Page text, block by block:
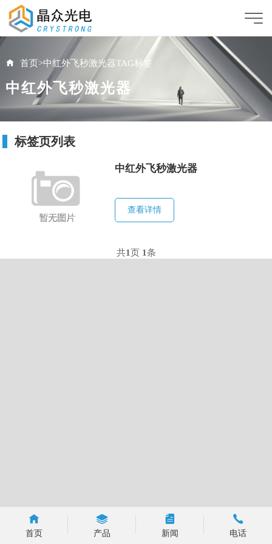
首页>中红外飞秒激光器TAG标签
中红外飞秒激光器
标签页列表
中红外飞秒激光器
查看详情
共1页 1条
首页 产品 新闻 电话